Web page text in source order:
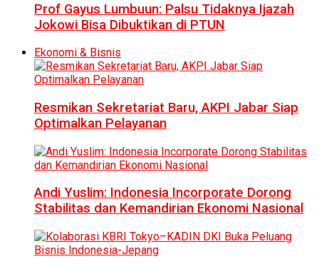
Prof Gayus Lumbuun: Palsu Tidaknya Ijazah
Jokowi Bisa Dibuktikan di PTUN
Ekonomi & Bisnis
Resmikan Sekretariat Baru, AKPI Jabar Siap
Optimalkan Pelayanan
Andi Yuslim: Indonesia Incorporate Dorong
Stabilitas dan Kemandirian Ekonomi Nasional